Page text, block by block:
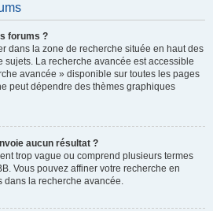
forums ?
dans la zone de recherche située en haut des
sujets. La recherche avancée est accessible
avancée » disponible sur toutes les pages
peut dépendre des thèmes graphiques
aucun résultat ?
trop vague ou comprend plusieurs termes
Vous pouvez affiner votre recherche en
dans la recherche avancée.